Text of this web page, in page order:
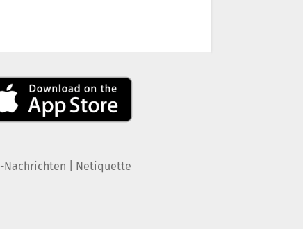
Nachrichten Netiquette